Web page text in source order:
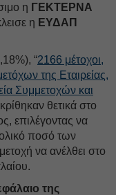
η ΓΕΚΤΕΡΝΑ
η ΕΥΔΑΠ
“2166 μέτοχοι,
της Εταιρείας,
Συμμετοχών και
θετικά στο
επιλέγοντας να
ποσό των
να ανέλθει στο
της